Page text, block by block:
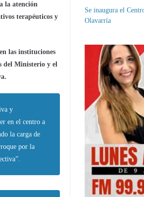
la atención
terapéuticos y
las instituciones
del Ministerio y el
y
en el centro a
la carga de
por la
Se inaugura el
Olavarría